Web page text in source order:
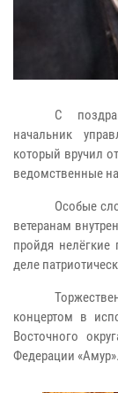
С
начальник
который вручил
ведомственные
Особые
ветеранам
пройдя
деле
концертом в
Восточного
Федерации «Амур».